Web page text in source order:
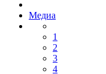
Медиа
1
2
3
4